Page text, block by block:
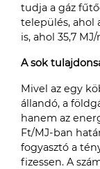
tudja a gáz
település, ahol
is, ahol 35,7 MJ/
A sok
Mivel az egy
állandó, a
hanem az
Ft/MJ-ban
fogyasztó a
fizessen. A